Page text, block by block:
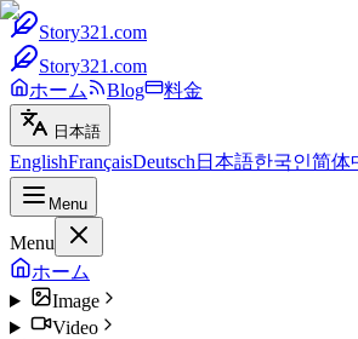
Story321.com
Story321.com
ホーム
Blog 料金
日本語
EnglishFrançaisDeutsch 日本語한국인简体
Menu
Menu
ホーム
Image
Video